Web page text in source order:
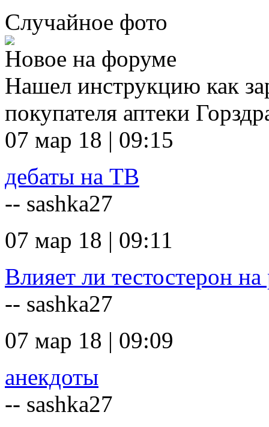
Случайное фото
Новое на форуме
Нашел инструкцию как
покупателя аптеки
07 мар 18 | 09:15
дебаты на ТВ
-- sashka27
07 мар 18 | 09:11
Влияет ли тестостерон на
-- sashka27
07 мар 18 | 09:09
анекдоты
-- sashka27